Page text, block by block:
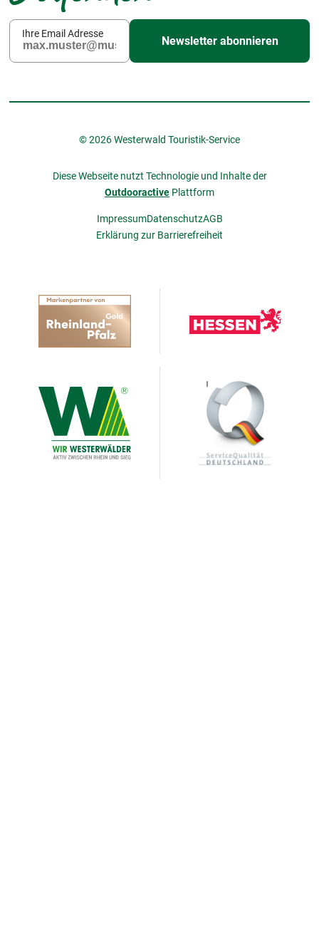
Ihre Email Adresse
Newsletter abonnieren
© 2026 Westerwald Touristik-Service
Diese Webseite nutzt Technologie und Inhalte der
Outdooractive Plattform
ImpressumDatenschutzAGB
Erklärung zur Barrierefreiheit